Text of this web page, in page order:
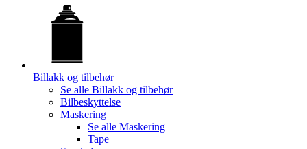
Billakk og tilbehør
Se alle Billakk og tilbehør
Bilbeskyttelse
Maskering
Se alle Maskering
Tape